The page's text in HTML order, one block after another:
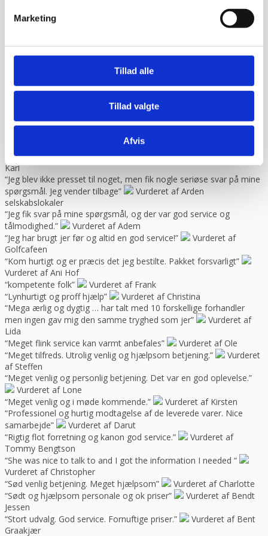
Marketing
Tillad alle
Tillad valgte
Afvis
spørgsmål.”
“God snak med Keld Han kunne svare på hvad jeg havde
“Har købt mange maskiner og fået god hjælp når der har været
“Hjemmeside nem og hurtig at overskue samt hurtig betjening”
Vurderet af Kai Hou
“Hurtig levering. :-)”
Vurderet af Birgitte Andersen
“Hvis I giver mig links til alle steder, hvor jeg kan rose jer til
skyerne, så skal jeg med fornøjelse skrive niget”
Vurderet af
Karl
“Jeg blev ikke presset til noget, men fik nogle seriøse svar på mine
spørgsmål. Jeg vender tilbage”
Vurderet af Arden
selskabslokaler
“Jeg fik svar på mine spørgsmål, og der var god service og
tålmodighed.”
Vurderet af Adem
“Jeg har brugt jer før og altid en god service!”
Vurderet af
Golfcafeen
“Kom hurtigt og er præcis det jeg bestilte. Pakket forsvarligt”
Vurderet af Ani Hof
“kompetente folk”
Vurderet af Frank
“Lynhurtigt og proff hjælp”
Vurderet af Christina
“Mega ærlig og dygtig … har talt med 10 forskellige forhandler
men ingen gav mig den samme tryghed som jer”
Vurderet af
Lida
“Meget flink service kan varmt anbefales”
Vurderet af Ole
“Meget tilfreds. Utrolig venlig og hjælpsom betjening.”
Vurderet
af Steffen
“Meget venlig og personlig betjening. Det var en god oplevelse.”
Vurderet af Lone
“Meget venlig og i møde kommende.”
Vurderet af Kirsten
“Professionel og hurtig modtagelse af de leverede varer. Nice
samarbejde”
Vurderet af Darut
“Rigtig flot forretning og kanon god service.”
Vurderet af
Tommy Bengtson
“She was nice to talk to and I got the information I needed “
Vurderet af Christopher
“Sød venlig betjening. Meget hjælpsom”
Vurderet af Charlotte
“Sødt og hjælpsom personale og ok priser”
Vurderet af Bendt
Jessen
“Stort udvalg. God service. Fornuftige priser.”
Vurderet af Bent
Graakjær